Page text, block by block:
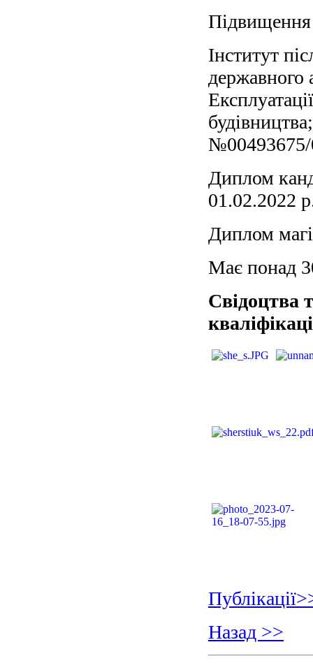
Підвищення
Інститут
державного
№00493675/
Диплом
01.02.2022
Диплом
Має понад
Свідоцтва
Назад >>